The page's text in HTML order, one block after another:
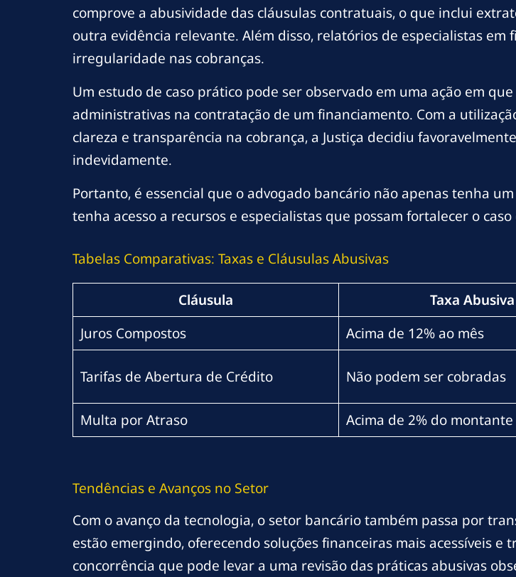
comprove a abusividade das cláusulas contratuais, o que inclui
outra evidência relevante. Além disso, relatórios de especialistas
irregularidade nas cobranças.
Um estudo de caso prático pode ser observado em uma ação em
administrativas na contratação de um financiamento. Com a
clareza e transparência na cobrança, a Justiça decidiu
indevidamente.
Portanto, é essencial que o advogado bancário não apenas tenha
tenha acesso a recursos e especialistas que possam fortalecer o
Tabelas Comparativas: Taxas e Cláusulas Abusivas
Cláusula Taxa Abusiva
Juros Compostos
Acima de 12% ao mês
Tarifas de Abertura de Crédito Não podem ser cobradas
Multa por Atraso
Acima de 2% do montante
Tendências e Avanços no Setor
Com o avanço da tecnologia, o setor bancário também passa por
estão emergindo, oferecendo soluções financeiras mais acessíveis e
concorrência que pode levar a uma revisão das práticas abusivas